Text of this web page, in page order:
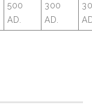
500
AD.
300
AD.